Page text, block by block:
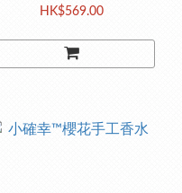
HK$569.00